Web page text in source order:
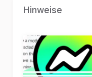
Hinweise